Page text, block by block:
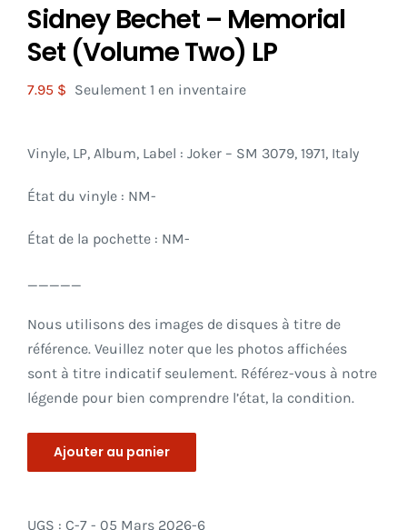
Sidney Bechet – Memorial
Set (Volume Two) LP
7.95 $ Seulement 1 en inventaire
Vinyle, LP, Album, Label : Joker – SM 3079, 1971, Italy
État du vinyle : NM-
État de la pochette : NM-
_____
Nous utilisons des images de disques à titre de
référence. Veuillez noter que les photos affichées
sont à titre indicatif seulement. Référez-vous à notre
légende pour bien comprendre l’état, la condition.
Ajouter au panier
UGS : C-7 - 05 Mars 2026-6